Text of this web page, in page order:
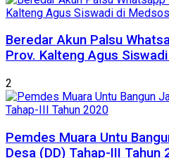
Beredar Akun Palsu
Prov. Kalteng Agus
2
Pemdes Muara Untu
Desa (DD) Tahap-III Tahun